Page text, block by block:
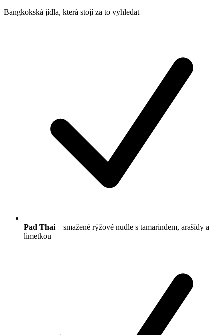
Bangkokská jídla, která stojí za to vyhledat
Pad Thai – smažené rýžové nudle s tamarindem, arašídy a
limetkou